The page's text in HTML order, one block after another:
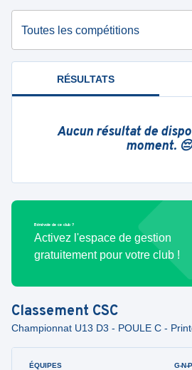
Toutes les compétitions
RÉSULTATS
Aucun résultat de
moment. 😔
Bénévole de ce club ?
Activez l'espace de gestion
gratuitement pour votre club !
Classement CSC
Championnat U13 D3 - POULE C -
ÉQUIPES G-N-P